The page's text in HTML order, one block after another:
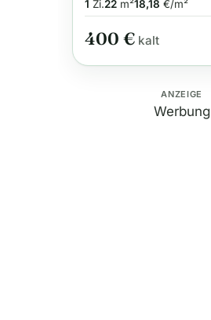
Werastraße
1 Zi.22m²18,18 €/m²
400 €kalt
ANZEIGE
Werbung